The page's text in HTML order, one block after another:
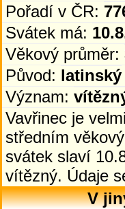
Pořadí v ČR:
Svátek má:
Věkový průměr:
Původ: latinský
Význam:
Vavřinec je
středním
svátek slaví
vítězný. Údaje
V